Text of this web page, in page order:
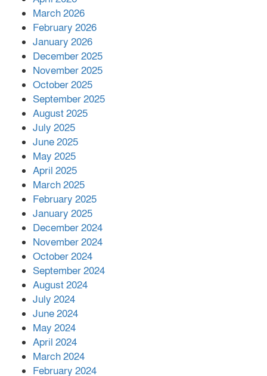
পর ফোন তারেক রহমানের,গ্যাস সঙ্কট
সহায়তা দিলেন সাচিং প্রু জেরী
March 2026
February 2026
January 2026
December 2025
November 2025
October 2025
September 2025
August 2025
July 2025
June 2025
May 2025
April 2025
March 2025
February 2025
January 2025
December 2024
November 2024
October 2024
September 2024
August 2024
July 2024
June 2024
May 2024
April 2024
March 2024
February 2024